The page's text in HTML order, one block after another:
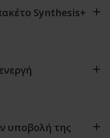
Synthesis+
υποβολή της